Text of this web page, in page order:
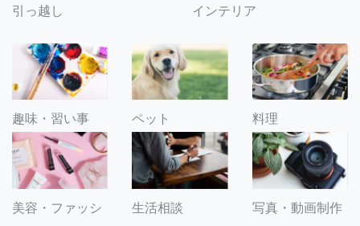
引っ越し インテリア
趣味・習い事 ペット 料理
美容・ファッシ
生活相談 写真・動画制作